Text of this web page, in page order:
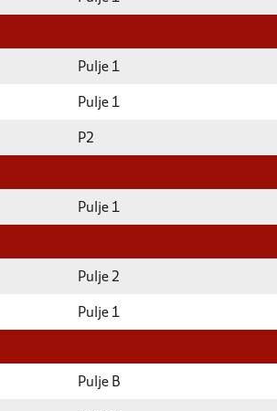
Pulje 1
Pulje 1
P2
Pulje 1
Pulje 2
Pulje 1
Pulje B